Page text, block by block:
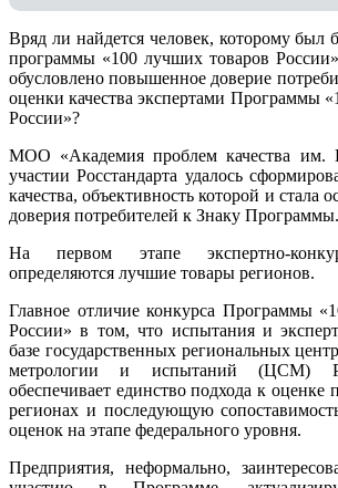
Вряд ли найдется человек, которому был
программы «100 лучших товаров
обусловлено повышенное доверие
оценки качества экспертами Программы
России»?
МОО «Академия проблем качества им.
участии Росстандарта удалось
качества, объективность которой и стала
доверия потребителей к Знаку Программы.
На первом этапе экспертно-
определяются лучшие товары регионов.
Главное отличие конкурса Программы
России» в том, что испытания и
базе государственных региональных
метрологии и испытаний (ЦCM)
обеспечивает единство подхода к оценке
регионах и последующую
оценок на этапе федерального уровня.
Предприятия, неформально,